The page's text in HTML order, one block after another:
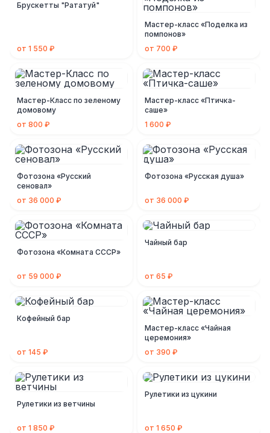
Брускетты "Рататуй"
от 1 550 ₽
Мастер-класс «Поделка из
помпонов»
от 700 ₽
Мастер-Класс по зеленому
домовому
от 800 ₽
Мастер-класс «Птичка-
саше»
1 600 ₽
Фотозона «Русский
сеновал»
от 36 000 ₽
Фотозона «Русская душа»
от 36 000 ₽
Фотозона «Комната СССР»
от 59 000 ₽
Чайный бар
от 65 ₽
Кофейный бар
от 145 ₽
Мастер-класс «Чайная
церемония»
от 390 ₽
Рулетики из ветчины
от 1 850 ₽
Рулетики из цукини
от 1 650 ₽